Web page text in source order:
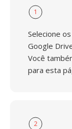
1
Selecione
Google
Você
para esta
2